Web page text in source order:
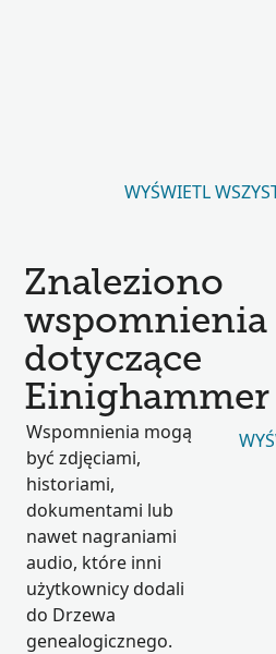
WYŚWIETL
Znaleziono
wspomnienia
dotyczące
Einighammer
Wspomnienia mogą
być zdjęciami,
historiami,
dokumentami lub
nawet nagraniami
audio, które inni
użytkownicy dodali
do Drzewa
genealogicznego.